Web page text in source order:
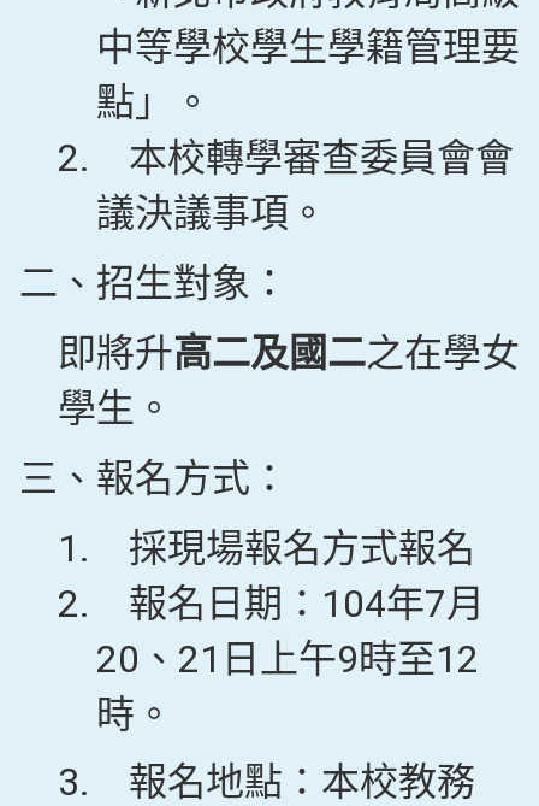
中等學校學生學籍管理要
點」。
2.
本校轉學審查委員會會
議決議事項。
二、招生對象：
即將升高二及國二之在學女
學生。
三、報名方式：
1.
採現場報名方式報名
2.
報名日期：104年7月
20、21日上午9時至12
時。
3.
報名地點：本校教務